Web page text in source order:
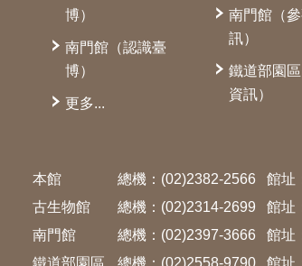
博）
南門館（認識臺
博）
更多...
南門館（
訊）
鐵道部園
資訊）
本館 總機：(02)2382-2566 館址
古生物館
總機：(02)2314-2699 館址
南門館
總機：(02)2397-3666 館址
鐵道部園區
總機：(02)2558-9790 館址